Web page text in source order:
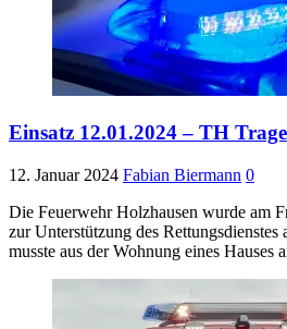
Einsatz 12.01.2024 – TH
12. Januar 2024 Fabian Biermann 0
Die Feuerwehr Holzhausen wurde am
zur Unterstützung des Rettungsdienstes
musste aus der Wohnung eines Hauses